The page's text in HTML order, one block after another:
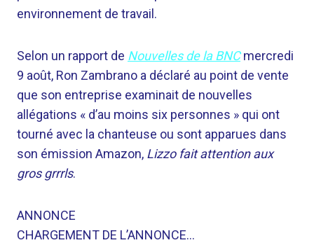
environnement de travail.
Selon un rapport de Nouvelles de la BNCmercredi
9 août, Ron Zambrano a déclaré au point de vente
que son entreprise examinait de nouvelles
allégations « d’au moins six personnes » qui ont
tourné avec la chanteuse ou sont apparues dans
son émission Amazon, Lizzo fait attention aux
gros grrrls.
ANNONCE
CHARGEMENT DE L’ANNONCE…